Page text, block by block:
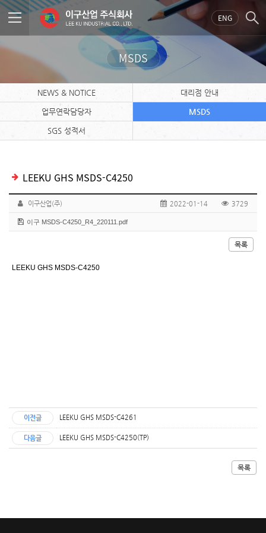
ENG
MSDS
NEWS & NOTICE 대리점 안내
업무연락담당자 MSDS
SGS 성적서
LEEKU GHS MSDS-C4250
이구산업(주) 2022-01-14 3729
이구 MSDS-C4250_R4_220111.pdf
목록
LEEKU GHS MSDS-C4250
이전글 LEEKU GHS MSDS-C4261
다음글 LEEKU GHS MSDS-C4250(TP)
목록